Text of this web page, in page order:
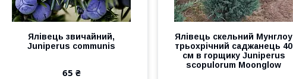
Ялівець звичайний,
Juniperus communis
65 ₴
Ялівець скельний Мунглоу
трьохрічний саджанець 40
см в горщику Juniperus
scopulorum Moonglow